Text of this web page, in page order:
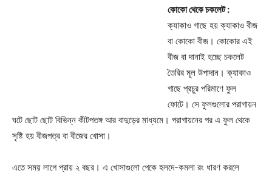
কোকো থেকে চকলেট :
ক্যাকাও গাছে হয় ক্যাকাও বীজ
বা কোকো বীজ। কোকোর এই
বীজ বা দানাই হচ্ছে চকলেট
তৈরির মূল উপাদান। ক্যাকাও
গাছে প্রচুর পরিমাণে ফুল
ফোটে। সে ফুলগুলোর পরাগায়ন
ঘটে ছোট ছোট বিভিন্ন কীটপতঙ্গ আর বাদুড়ের মাধ্যমে। পরাগায়নের পর এ ফুল থেকে
সৃষ্টি হয় বীজপত্র বা বীজের খোসা।
এতে সময় লাগে প্রায় ২ বছর। এ খোসাগুলো পেকে হলদে-কমলা রং ধারণ করলে